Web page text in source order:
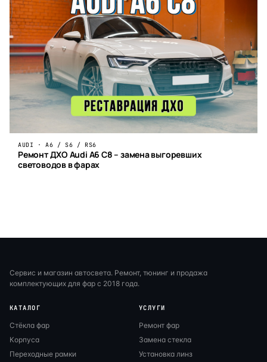
AUDI · A6 / S6 / RS6
Ремонт ДХО Audi A6 C8 – замена выгоревших
световодов в фарах
Сервис и магазин автосвета. Ремонт, тюнинг и продажа
комплектующих для фар с 2018 года.
КАТАЛОГ
Стёкла фар
Корпуса
Переходные рамки
УСЛУГИ
Ремонт фар
Замена стекла
Установка линз